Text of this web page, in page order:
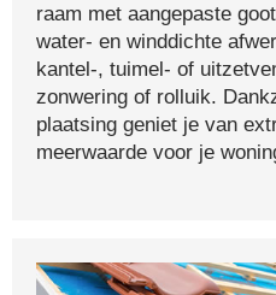
raam met aangepaste
water- en winddichte
kantel-, tuimel- of
zonwering of rolluik.
plaatsing geniet je van
meerwaarde voor je